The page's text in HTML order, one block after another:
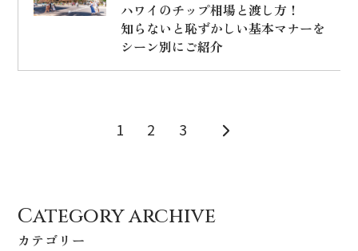
ハワイのチップ相場と渡し方！
知らないと恥ずかしい基本マナーを
シーン別にご紹介
1 2 3
Category archive
カテゴリー